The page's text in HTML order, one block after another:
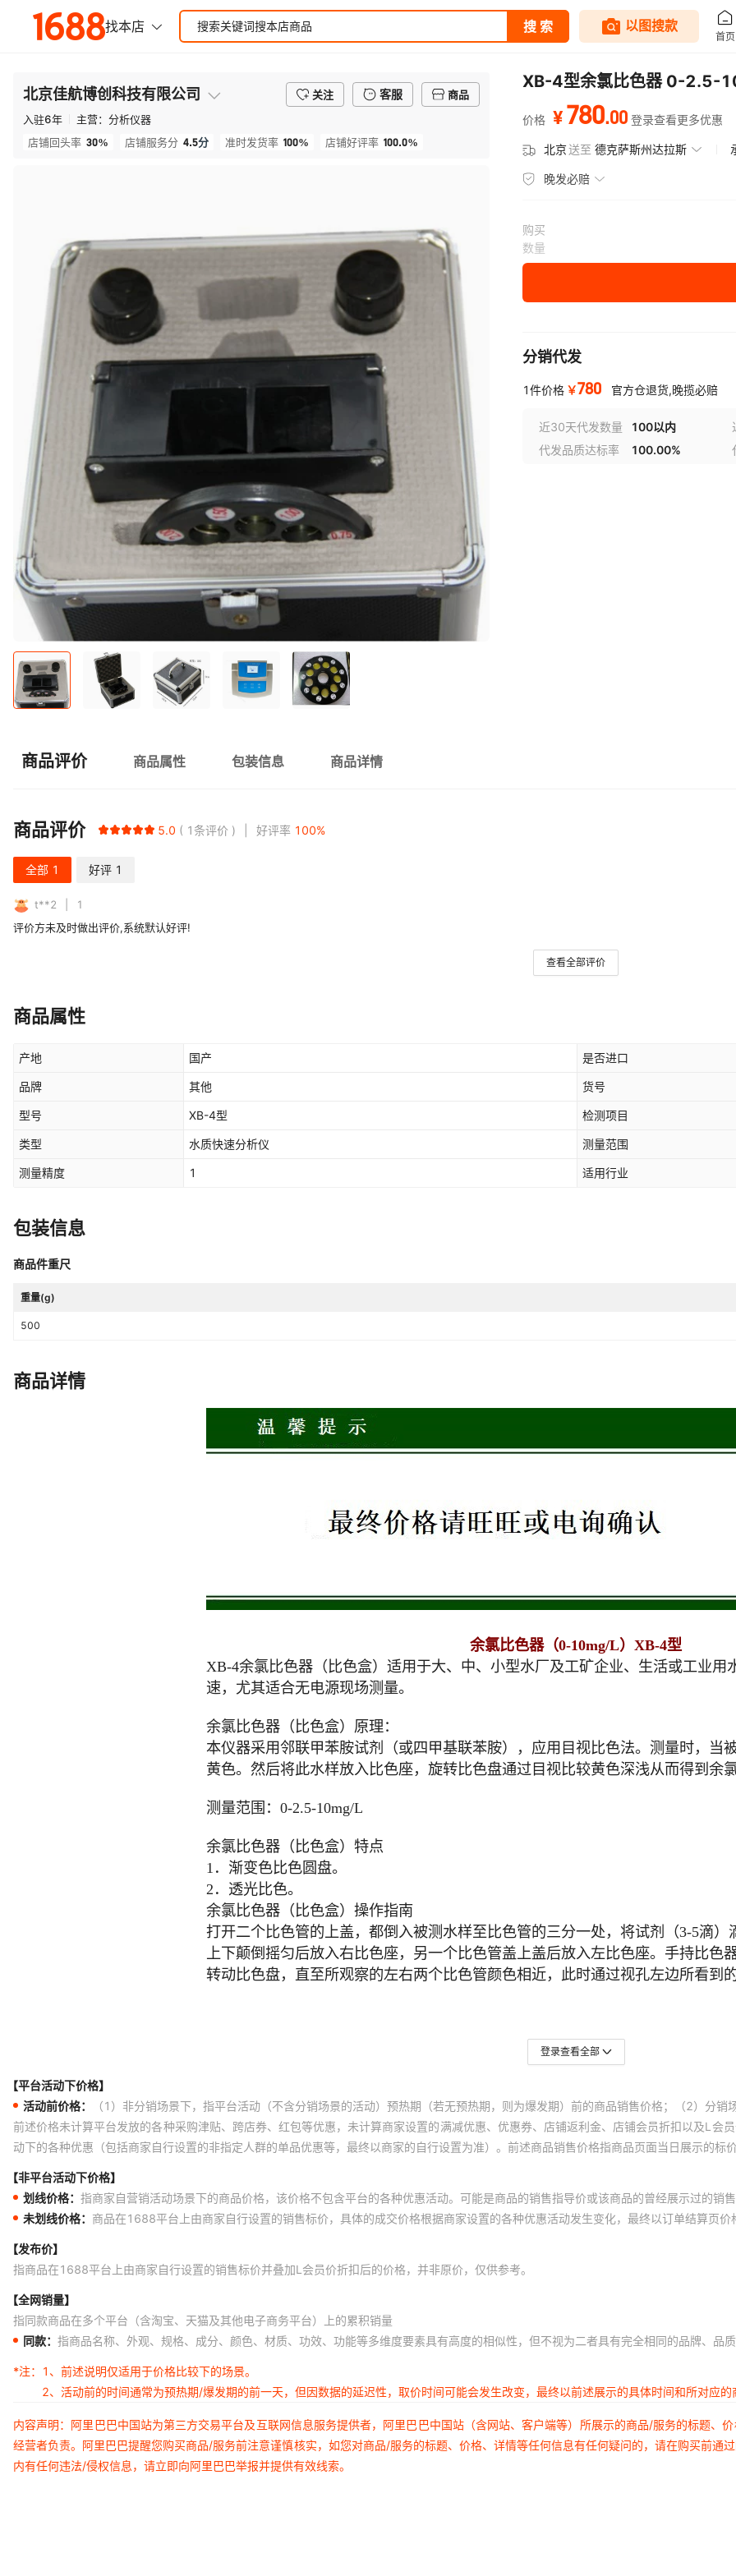
北京佳航博创科技有限公司 关注 客服
商品
入驻6年 主营： 分析仪器
店铺回头率 30% 店铺服务分 4.5分 准时发货率 100% 店铺好评率 100.0%
XB-4型余氯比色器 0-2.5-
价格 ¥780.00 登录查看更多优惠
北京送至 德克萨斯州达拉斯
晚发必赔
购买
数量
分销代发
1件价格 ￥780 官方仓退货,晚揽必赔
近30天代发数量 100以内
代发品质达标率
100.00%
商品评价 商品属性 包装信息 商品详情
商品评价 5.0 1条评价 好评率 100%
全部 1 好评 1
t**2
1
评价方未及时做出评价,系统默认好评!
查看全部评价
商品属性
产地 国产 是否进口
品牌 其他 货号
型号 XB-4型 检测项目
类型 水质快速分析仪 测量范围
测量精度 1 适用行业
包装信息
商品件重尺
重量(g)
500
商品详情
登录查看全部
【平台活动下价格】
活动前价格：
（1）非分销场景下，指平台活动（不含分销场景的活动）预热期（若无预热期，则为爆发期）前的商品销售价格；（2）分
前述价格未计算平台发放的各种采购津贴、跨店券、红包等优惠，未计算商家设置的满减优惠、优惠券、店铺返利金、店铺会员折扣以及L会
动下的各种优惠（包括商家自行设置的非指定人群的单品优惠等，最终以商家的自行设置为准）。前述商品销售价格指商品页面当日展示的标
【非平台活动下价格】
划线价格： 指商家自营销活动场景下的商品价格，该价格不包含平台的各种优惠活动。可能是商品的销售指导价或该商品的曾经展示过的销售
未划线价格： 商品在1688平台上由商家自行设置的销售标价，具体的成交价格根据商家设置的各种优惠活动发生变化，最终以订单结算页价
【发布价】
指商品在1688平台上由商家自行设置的销售标价并叠加L会员价折扣后的价格，并非原价，仅供参考。
【全网销量】
指同款商品在多个平台（含淘宝、天猫及其他电子商务平台）上的累积销量
同款： 指商品名称、外观、规格、成分、颜色、材质、功效、功能等多维度要素具有高度的相似性，但不视为二者具有完全相同的品牌、品质
*注：
1、前述说明仅适用于价格比较下的场景。
2、活动前的时间通常为预热期/爆发期的前一天，但因数据的延迟性，取价时间可能会发生改变，最终以前述展示的具体时间和所对应的
内容声明：阿里巴巴中国站为第三方交易平台及互联网信息服务提供者，阿里巴巴中国站（含网站、客户端等）所展示的商品/服务的标题、
经营者负责。阿里巴巴提醒您购买商品/服务前注意谨慎核实，如您对商品/服务的标题、价格、详情等任何信息有任何疑问的，请在购买前通
内有任何违法/侵权信息，请立即向阿里巴巴举报并提供有效线索。